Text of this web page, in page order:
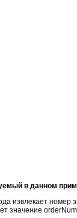
в данном
извлекает
значение